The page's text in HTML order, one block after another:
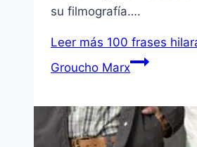
su filmografía….
Leer más 100 frases
Groucho Marx